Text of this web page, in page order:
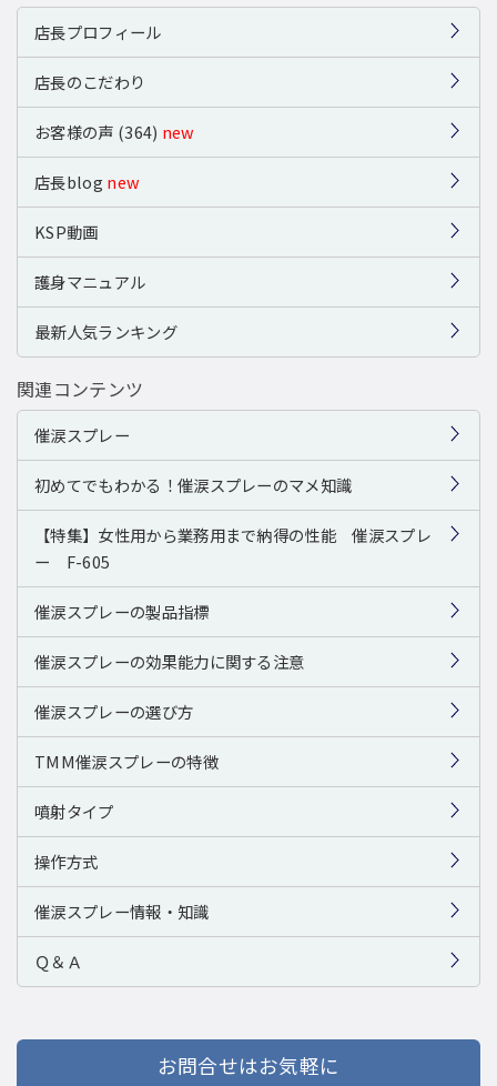
店長プロフィール
店長のこだわり
お客様の声 (364) new
店長blog new
KSP動画
護身マニュアル
最新人気ランキング
関連コンテンツ
催涙スプレー
初めてでもわかる！催涙スプレーのマメ知識
【特集】女性用から業務用まで納得の性能 催涙スプレ
ー F-605
催涙スプレーの製品指標
催涙スプレーの効果能力に関する注意
催涙スプレーの選び方
TMM催涙スプレーの特徴
噴射タイプ
操作方式
催涙スプレー情報・知識
Ｑ＆Ａ
お問合せはお気軽に